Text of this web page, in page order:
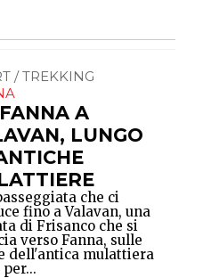
/ TREKKING
A
LUNGO
che ci
fino a Valavan, una
di Frisanco che si
verso Fanna, sulle
dell'antica mulattiera